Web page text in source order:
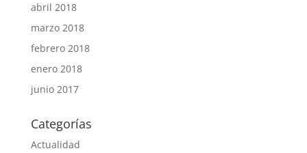
abril 2018
marzo 2018
febrero 2018
enero 2018
junio 2017
Categorías
Actualidad